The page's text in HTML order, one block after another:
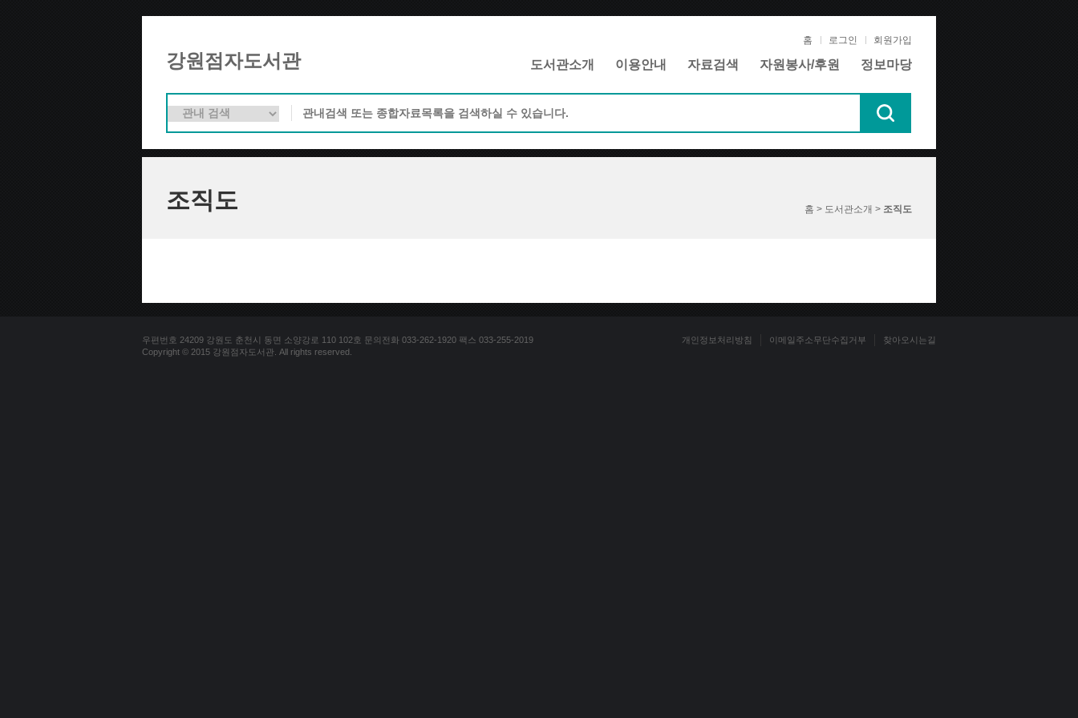
강원점자도서관
홈 로그인 회원가입
도서관소개 이용안내 자료검색 자원봉사/후원 정보마당
조직도 홈 > 도서관소개 > 조직도
우편번호 24209 강원도 춘천시 동면 소양강로 110 102호 문의전화 033-262-1920 팩스 033-255-2019
Copyright © 2015 강원점자도서관. All rights reserved.
개인정보처리방침 이메일주소무단수집거부 찾아오시는길